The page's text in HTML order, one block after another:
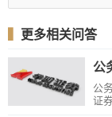
更多相关问答
公
公
证